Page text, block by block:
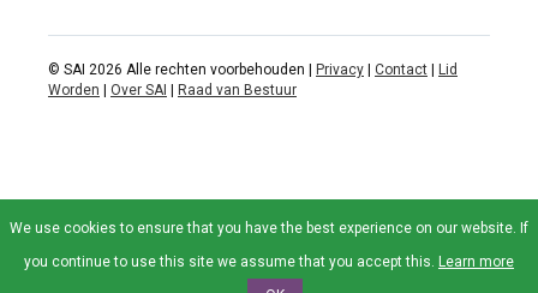
© SAI 2026 Alle rechten voorbehouden | Privacy | Contact | Lid
Worden | Over SAI | Raad van Bestuur
We use cookies to ensure that you have the best experience on our website. If
you continue to use this site we assume that you accept this. Learn more